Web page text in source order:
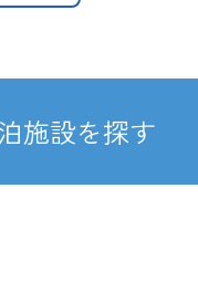
施設を探す